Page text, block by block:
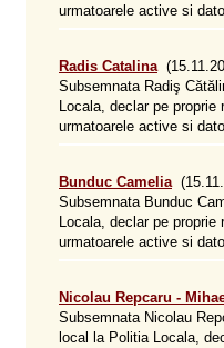
urmatoarele active si
Radis Catalina
Subsemnata Radiş
Locala, declar pe
urmatoarele active si
Bunduc Camelia
Subsemnata Bunduc
Locala, declar pe
urmatoarele active si
Nicolau Repcaru -
Subsemnata Nicolau
local la Politia Locala,